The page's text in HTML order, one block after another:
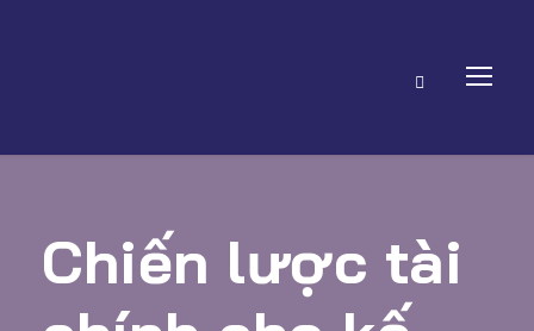
Chiến lược tài